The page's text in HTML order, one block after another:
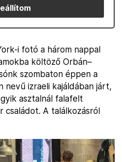
i fotó a három nappal
költöző Orbán–
szombaton éppen a
nevű izraeli kajáldában járt,
asztalnál falafelt
családot. A találkozásról